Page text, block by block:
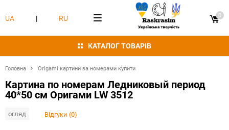
КАТАЛОГ ТОВАРІВ
UA | RU 0
Головна Origami картини за номерами купити
Картина по номерам Ледниковый период
40*50 см Оригами LW 3512
огляд Відгуки (0)